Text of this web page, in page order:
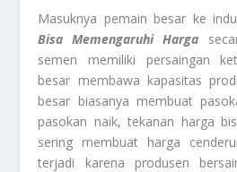
Masuknya pemain besar ke
Bisa Memengaruhi Harga
semen memiliki persaingan
besar membawa kapasitas
besar biasanya membuat
pasokan naik, tekanan harga
sering membuat harga
terjadi karena produsen